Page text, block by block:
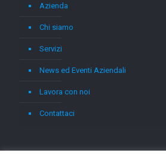
Azienda
Chi siamo
Servizi
News ed Eventi Aziendali
Lavora con noi
Contattaci